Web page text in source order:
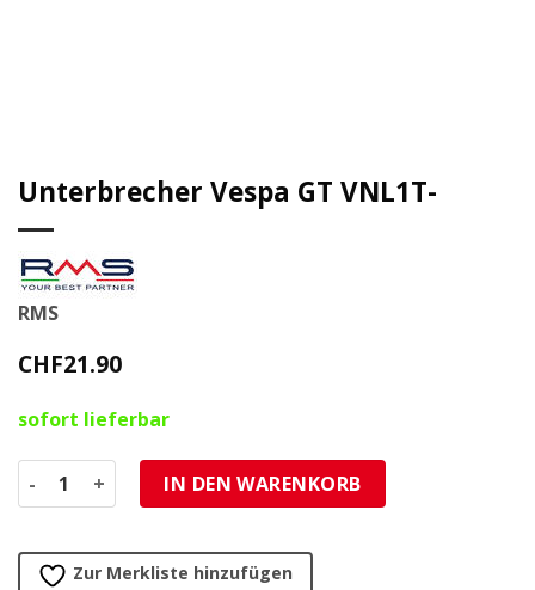
Unterbrecher Vespa GT VNL1T-
RMS
CHF21.90
sofort lieferbar
Unterbrecher Vespa GT VNL1T- Menge
IN DEN WARENKORB
Zur Merkliste hinzufügen